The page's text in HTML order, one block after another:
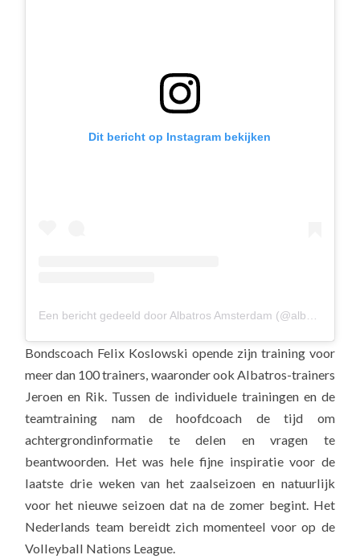
Dit bericht op Instagram bekijken
Een bericht gedeeld door Albatros Amsterdam (@albavolley)
Bondscoach Felix Koslowski opende zijn training voor
meer dan 100 trainers, waaronder ook Albatros-trainers
Jeroen en Rik. Tussen de individuele trainingen en de
teamtraining nam de hoofdcoach de tijd om
achtergrondinformatie te delen en vragen te
beantwoorden. Het was hele fijne inspiratie voor de
laatste drie weken van het zaalseizoen en natuurlijk
voor het nieuwe seizoen dat na de zomer begint. Het
Nederlands team bereidt zich momenteel voor op de
Volleyball Nations League.